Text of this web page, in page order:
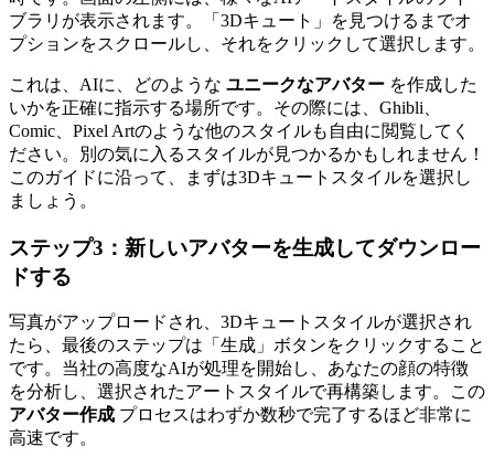
ブラリが表示されます。「3Dキュート」を見つけるまでオ
プションをスクロールし、それをクリックして選択します。
これは、AIに、どのような ユニークなアバター を作成した
いかを正確に指示する場所です。その際には、Ghibli、
Comic、Pixel Artのような他のスタイルも自由に閲覧してく
ださい。別の気に入るスタイルが見つかるかもしれません！
このガイドに沿って、まずは3Dキュートスタイルを選択し
ましょう。
ステップ3：新しいアバターを生成してダウンロー
ドする
写真がアップロードされ、3Dキュートスタイルが選択され
たら、最後のステップは「生成」ボタンをクリックすること
です。当社の高度なAIが処理を開始し、あなたの顔の特徴
を分析し、選択されたアートスタイルで再構築します。この
アバター作成 プロセスはわずか数秒で完了するほど非常に
高速です。